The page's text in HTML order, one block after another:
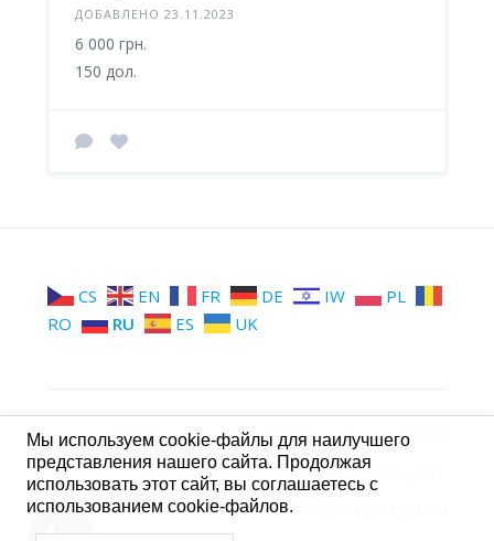
ДОБАВЛЕНО 23.11.2023
6 000 грн.
150 дол.
CS EN FR DE IW
PL
RO
RU ES UK
МТМ Группы МТМ
Стена МТМ
Форум МТМ
Контакты ONLINE
Условия использования
Мы используем cookie-файлы для наилучшего
представления нашего сайта. Продолжая
использовать этот сайт, вы соглашаетесь с
использованием cookie-файлов.